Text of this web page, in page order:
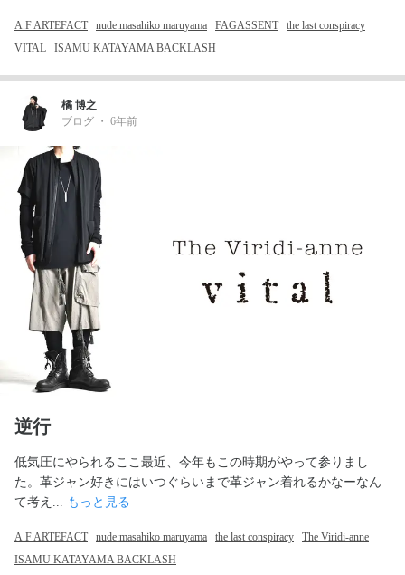
A.F ARTEFACT nude:masahiko maruyama FAGASSENT
the last conspiracy
VITAL
ISAMU KATAYAMA BACKLASH
橘 博之
ブログ ・ 6年前
逆行
低気圧にやられるここ最近、今年もこの時期がやって参りまし
た。革ジャン好きにはいつぐらいまで革ジャン着れるかなーなん
て考え... もっと見る
A.F ARTEFACT nude:masahiko maruyama the last conspiracy
The Viridi-anne
ISAMU KATAYAMA BACKLASH